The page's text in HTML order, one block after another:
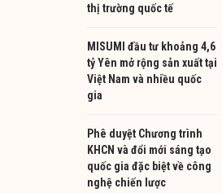
thị trường quốc tế
MISUMI đầu tư khoảng 4,6
tỷ Yên mở rộng sản xuất tại
Việt Nam và nhiều quốc
gia
Phê duyệt Chương trình
KHCN và đổi mới sáng tạo
quốc gia đặc biệt về công
nghệ chiến lược